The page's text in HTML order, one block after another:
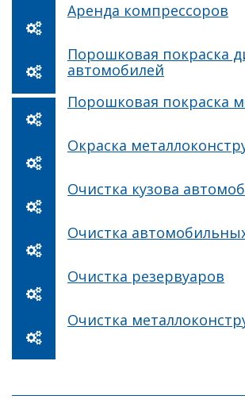
Аренда компрессоров
Порошковая покраска
автомобилей
Порошковая покраска
Окраска
Очистка кузова
Очистка
Очистка резервуаров
Очистка